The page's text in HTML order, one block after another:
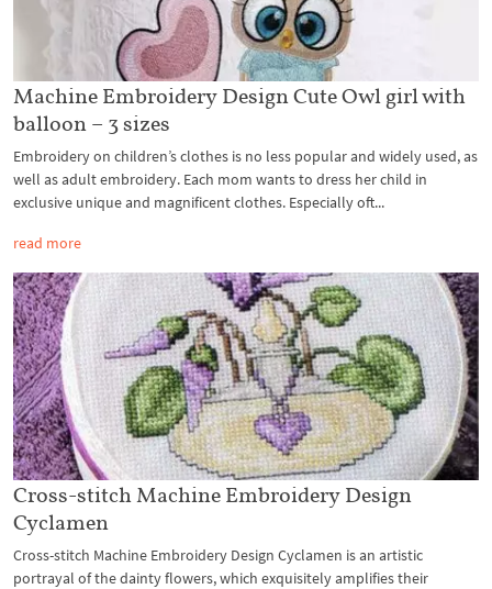
Machine Embroidery Design Cute Owl girl with
balloon – 3 sizes
Embroidery on children’s clothes is no less popular and widely used, as
well as adult embroidery. Each mom wants to dress her child in
exclusive unique and magnificent clothes. Especially oft...
read more
Cross-stitch Machine Embroidery Design
Cyclamen
Cross-stitch Machine Embroidery Design Cyclamen is an artistic
portrayal of the dainty flowers, which exquisitely amplifies their